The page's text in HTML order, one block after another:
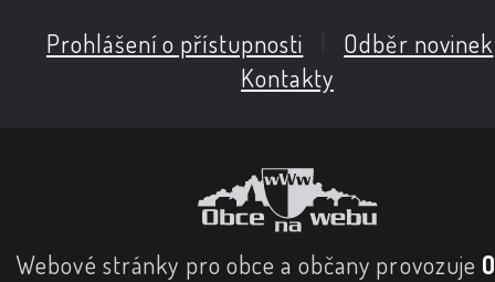
Prohlášení o přístupnosti Odběr novinek
Kontakty
Webové stránky pro obce a občany provozuje